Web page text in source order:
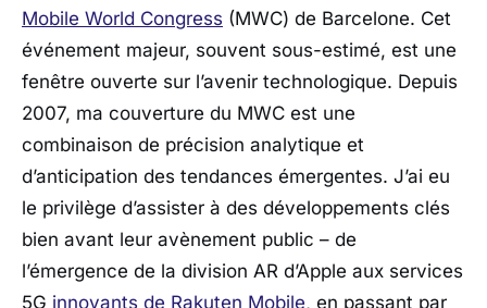
Mobile World Congress (MWC) de Barcelone. Cet
événement majeur, souvent sous-estimé, est une
fenêtre ouverte sur l’avenir technologique. Depuis
2007, ma couverture du MWC est une
combinaison de précision analytique et
d’anticipation des tendances émergentes. J’ai eu
le privilège d’assister à des développements clés
bien avant leur avènement public – de
l’émergence de la division AR d’Apple aux services
5G innovants de Rakuten Mobile, en passant par